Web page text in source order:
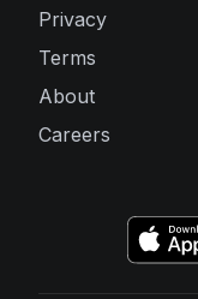
Privacy
Terms
About
Careers